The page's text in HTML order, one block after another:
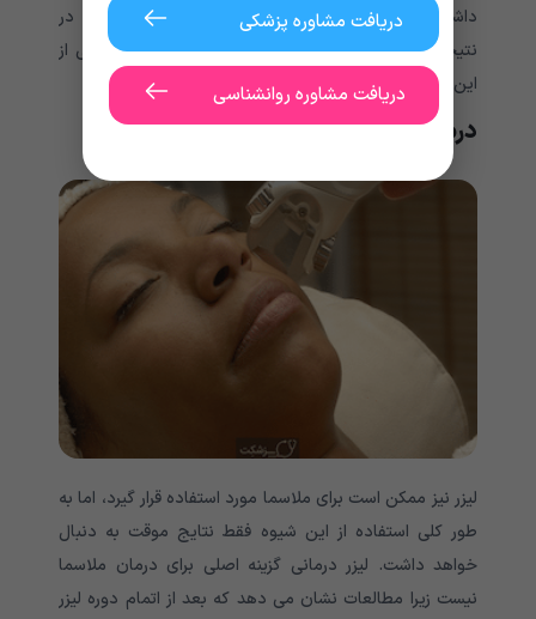
داشته و ممکن است باعث افزایش مشکلات پوستی شود. در
نتیجه بهتر است در مورد عوارض و خطرات احتمالی ناشی از
این درمان ها پیش از انجام آن ها، صحبت کنید.
درمان لیزری ملاسما
لیزر نیز ممکن است برای ملاسما مورد استفاده قرار گیرد، اما به
طور کلی استفاده از این شیوه فقط نتایج موقت به دنبال
خواهد داشت. لیزر درمانی گزینه اصلی برای درمان ملاسما
نیست زیرا مطالعات نشان می دهد که بعد از اتمام دوره لیزر
دریافت مشاوره پزشکی
دریافت مشاوره روانشناسی